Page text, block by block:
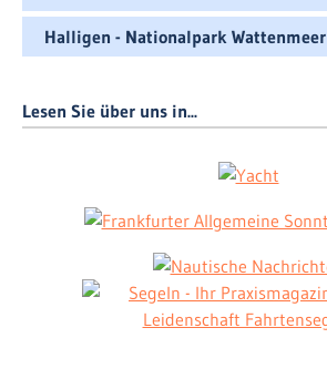
Halligen - Nationalpark Wattenmeer
Lesen Sie über uns in...